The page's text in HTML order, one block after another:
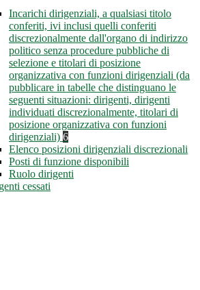
Incarichi dirigenziali, a qualsiasi titolo
conferiti, ivi inclusi quelli conferiti
discrezionalmente dall'organo di indirizzo
politico senza procedure pubbliche di
selezione e titolari di posizione
organizzativa con funzioni dirigenziali (da
pubblicare in tabelle che distinguano le
seguenti situazioni: dirigenti, dirigenti
individuati discrezionalmente, titolari di
posizione organizzativa con funzioni
dirigenziali) 6
Elenco posizioni dirigenziali discrezionali
Posti di funzione disponibili
Ruolo dirigenti
cessati